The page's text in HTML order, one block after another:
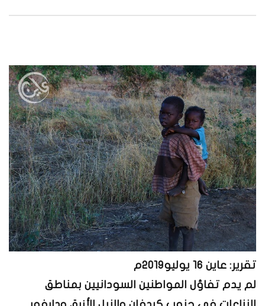
تقرير: عاين 16 يوليو2019م
لم يدم تفاؤل المواطنين السودانيين بمناطق